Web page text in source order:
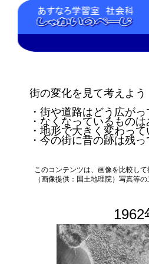
1962
街の変化を見て考えよう
・街や道路はどう広が
・なくなっているもの
・地形で大きく変わっ
・今の街に昔の跡は残
このコンテンツは、画像を比較し
（画像提供：国土地理院）写真等